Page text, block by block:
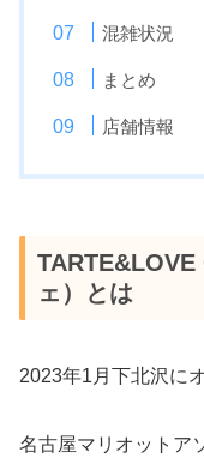
混雑状況
まとめ
店舗情報
TARTE&LOVE
ェ）とは
2023年1月下北沢に
名古屋マリオットア